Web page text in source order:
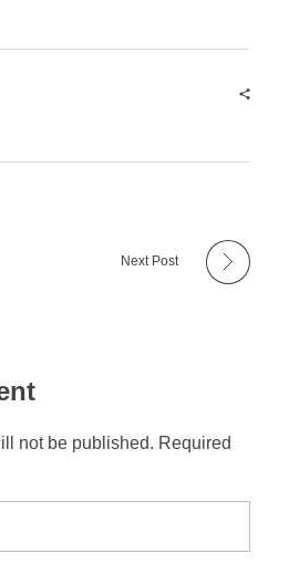
Next Post
not be published. Required